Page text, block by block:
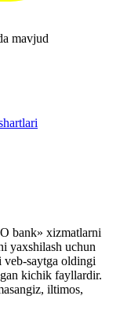
mavjud
bank» xizmatlarni
yaxshilash uchun
saytga oldingi
kichik fayllardir.
iltimos,